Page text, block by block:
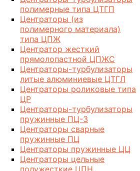
полимерные типа ЦТГП
Центраторы (из
полимерного материала)
типа ЦПЖ
Центратор жесткий
прямолопастной ЦПЖС
Центраторы-турбулизаторы
литые алюминиевые ЦТГЛ
Центраторы роликовые типа
ЦР
Центраторы-турбулизаторы
пружинные ПЦ-3
Центраторы сварные
пружинные ПЦ
Центраторы пружинные ЦЦ
Центраторы цельные